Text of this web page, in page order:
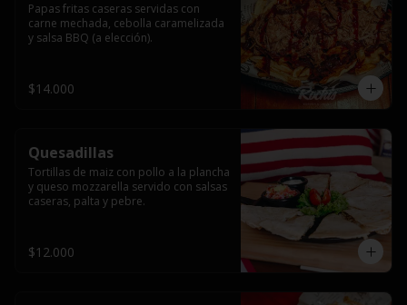
Papas fritas caseras servidas con
carne mechada, cebolla caramelizada
y salsa BBQ (a elección).
$14.000
Quesadillas
Tortillas de maiz con pollo a la plancha
y queso mozzarella servido con salsas
caseras, palta y pebre.
$12.000